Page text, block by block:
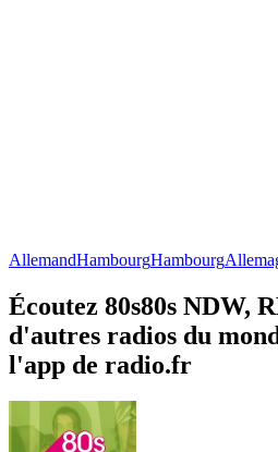
AllemandHambourgHambourg
Écoutez 80s80s NDW,
d'autres radios du
l'app de radio.fr